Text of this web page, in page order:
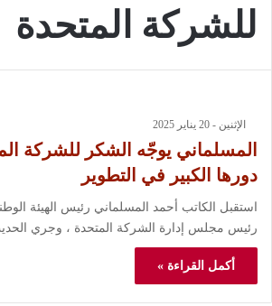
للشركة المتحدة
الإثنين - 20 يناير 2025
المسلماني يوجّه الشكر للشركة
دورها الكبير في التطوير
استقبل الكاتب أحمد المسلماني رئيس الهيئة
رئيس مجلس إدارة الشركة المتحدة ، وجري
أكمل القراءة »